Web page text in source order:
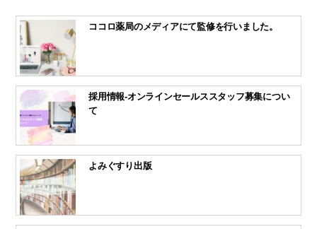
ココロ薬局のメディアにて監修を行いました。
採用情報-オンラインセールススタッフ募集につい
て
よみぐすり出版